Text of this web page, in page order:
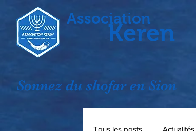
Association
Keren
Sonnez du shofar en Sion
Tous les posts Actualités